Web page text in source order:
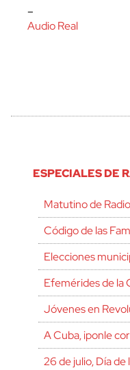
–
Audio Real
ESPECIALES DE
Matutino de
Código de las
Elecciones
Efemérides de la
Jóvenes en
A Cuba, ¡ponle
26 de julio, Día de